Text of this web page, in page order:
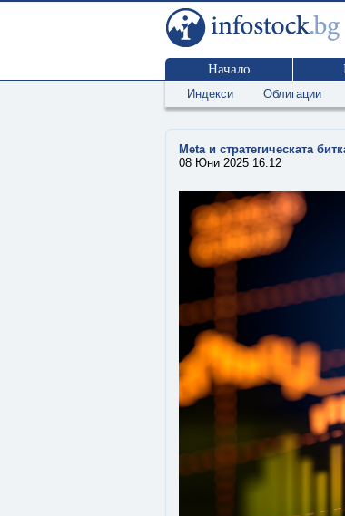
Начало
Индекси Облигации
Meta и стратегическата
08 Юни 2025 16:12